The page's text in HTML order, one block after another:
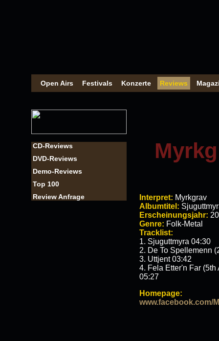
Open Airs Festivals Konzerte Reviews
CD-Reviews
DVD-Reviews
Demo-Reviews
Top 100
Review Anfrage
Interpret: Myrkgrav
Albumtitel:
Erscheinungsjahr:
Genre: Folk-Metal
Tracklist:
1. Sjuguttmyra 04:30
2. De To Spellemenn
3. Uttjent 03:42
4. Fela Etter'n Far
05:27
Homepage:
www.facebook.com/